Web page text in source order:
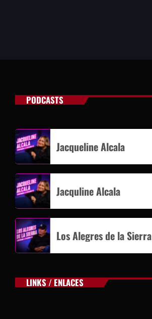
PODCASTS
Jacqueline Alcala
Jacquline Alcala
Los Alegres de la Sierra
LINKS / ENLACES